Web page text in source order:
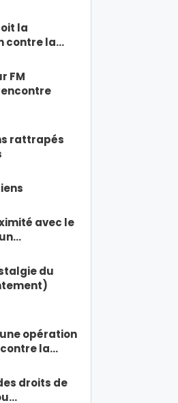
la
contre la…
FM
rattrapés
avec le
du
opération
la…
droits de